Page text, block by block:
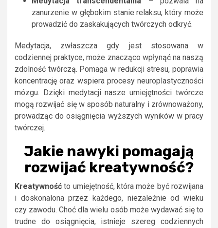
zanurzenie w głębokim stanie relaksu, który może
prowadzić do zaskakujących twórczych odkryć.
Medytacja, zwłaszcza gdy jest stosowana w
codziennej praktyce, może znacząco wpłynąć na naszą
zdolność twórczą. Pomaga w redukcji stresu, poprawia
koncentrację oraz wspiera procesy neuroplastyczności
mózgu. Dzięki medytacji nasze umiejętności twórcze
mogą rozwijać się w sposób naturalny i zrównoważony,
prowadząc do osiągnięcia wyższych wyników w pracy
twórczej.
Jakie nawyki pomagają
rozwijać kreatywność?
Kreatywność to umiejętność, która może być rozwijana
i doskonalona przez każdego, niezależnie od wieku
czy zawodu. Choć dla wielu osób może wydawać się to
trudne do osiągnięcia, istnieje szereg codziennych